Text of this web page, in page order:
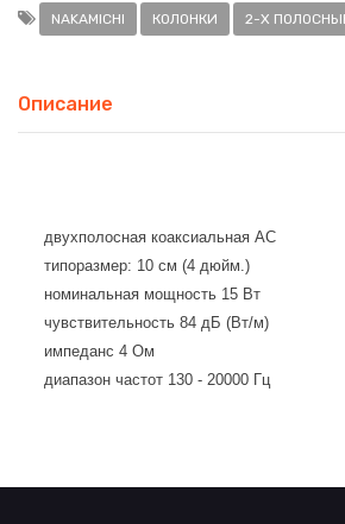
NAKAMICHI КОЛОНКИ 2-Х
Описание
двухполосная коаксиальная АС
типоразмер: 10 см (4 дюйм.)
номинальная мощность 15 Вт
чувствительность 84 дБ (Вт/м)
импеданс 4 Ом
диапазон частот 130 - 20000 Гц